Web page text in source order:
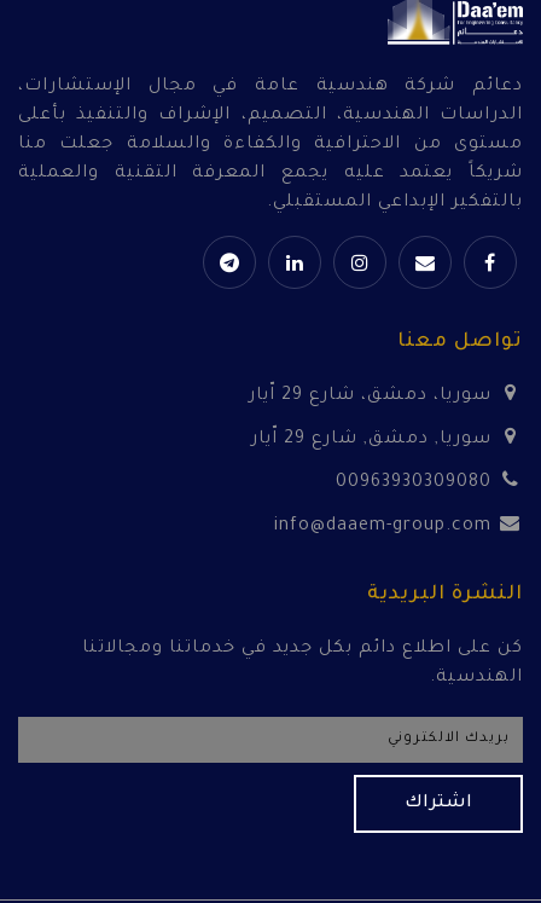
دعائم شركة هندسية عامة في مجال الإستشارات،
الدراسات الهندسية، التصميم، الإشراف والتنفيذ بأعلى
مستوى من الاحترافية والكفاءة والسلامة جعلت منا
شريكاً يعتمد عليه يجمع المعرفة التقنية والعملية
بالتفكير الإبداعي المستقبلي.
تواصل معنا
سوريا، دمشق، شارع 29 اّيار
سوريا, دمشق, شارع 29 اّيار
00963930309080
النشرة البريدية
كن على اطلاع دائم بكل جديد في خدماتنا ومجالاتنا
الهندسية.
اشتراك